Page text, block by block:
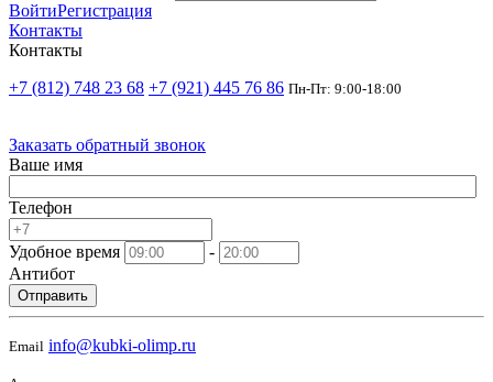
ВойтиРегистрация
Контакты
Контакты
+7 (812) 748 23 68 +7 (921) 445 76 86 Пн-Пт: 9:00-18:00
Заказать обратный звонок
Ваше имя
Телефон
Удобное время
-
Антибот
Отправить
Email info@kubki-olimp.ru